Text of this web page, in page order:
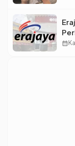
calendar_month